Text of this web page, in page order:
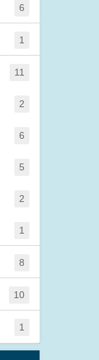
6
1
11
2
6
5
2
1
8
10
1